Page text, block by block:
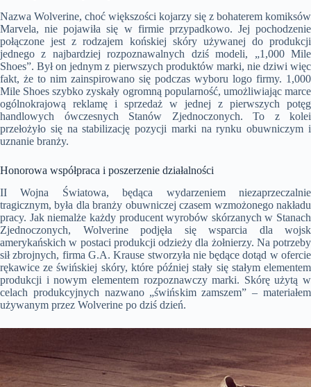
Nazwa Wolverine, choć większości kojarzy się z bohaterem komiksów
Marvela, nie pojawiła się w firmie przypadkowo. Jej pochodzenie
połączone jest z rodzajem końskiej skóry używanej do produkcji
jednego z najbardziej rozpoznawalnych dziś modeli, „1,000 Mile
Shoes”. Był on jednym z pierwszych produktów marki, nie dziwi więc
fakt, że to nim zainspirowano się podczas wyboru logo firmy. 1,000
Mile Shoes szybko zyskały ogromną popularność, umożliwiając marce
ogólnokrajową reklamę i sprzedaż w jednej z pierwszych potęg
handlowych ówczesnych Stanów Zjednoczonych. To z kolei
przełożyło się na stabilizację pozycji marki na rynku obuwniczym i
uznanie branży.
Honorowa współpraca i poszerzenie działalności
II Wojna Światowa, będąca wydarzeniem niezaprzeczalnie
tragicznym, była dla branży obuwniczej czasem wzmożonego nakładu
pracy. Jak niemalże każdy producent wyrobów skórzanych w Stanach
Zjednoczonych, Wolverine podjęła się wsparcia dla wojsk
amerykańskich w postaci produkcji odzieży dla żołnierzy. Na potrzeby
sił zbrojnych, firma G.A. Krause stworzyła nie będące dotąd w ofercie
rękawice ze świńskiej skóry, które później stały się stałym elementem
produkcji i nowym elementem rozpoznawczy marki. Skórę użytą w
celach produkcyjnych nazwano „świńskim zamszem” – materiałem
używanym przez Wolverine po dziś dzień.